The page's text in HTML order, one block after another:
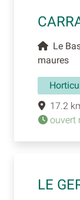
Le
maures
17.2
ouvert
LE